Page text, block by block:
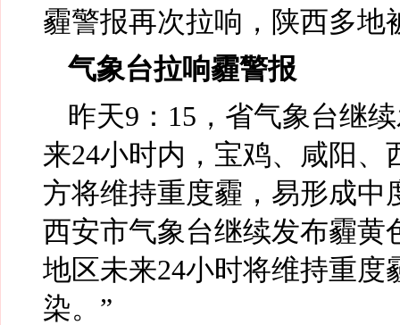
霾警报再次拉响，陕西多地
气象台拉响霾警报
昨天9：15，省气象台继
来24小时内，宝鸡、咸阳
方将维持重度霾，易形成中
西安市气象台继续发布霾黄
地区未来24小时将维持重
染。”